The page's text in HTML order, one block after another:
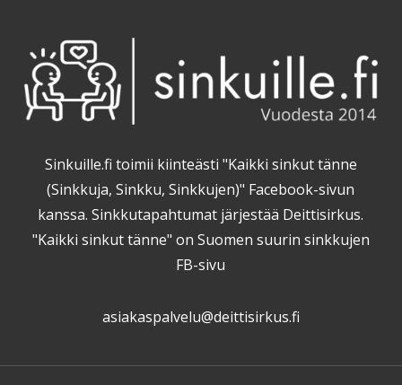
Sinkuille.fi toimii kiinteästi "Kaikki sinkut tänne
(Sinkkuja, Sinkku, Sinkkujen)" Facebook-sivun
kanssa. Sinkkutapahtumat järjestää Deittisirkus.
"Kaikki sinkut tänne" on Suomen suurin sinkkujen
FB-sivu
asiakaspalvelu@deittisirkus.fi